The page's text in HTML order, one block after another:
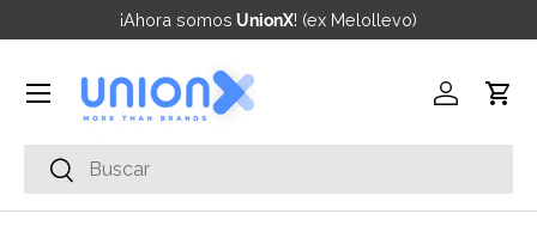
Ir al contenido
¡Ahora somos UnionX! (ex Melollevo)
BuscarBuscar
Iniciar
Menú